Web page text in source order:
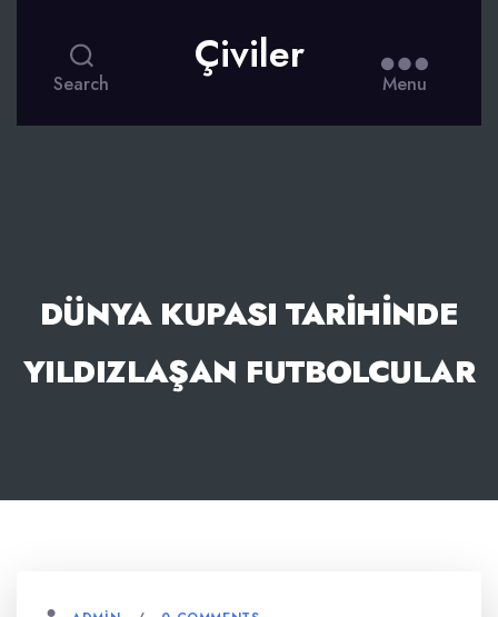
Search
Çiviler
Menu
DÜNYA KUPASI TARIHINDE
YILDIZLAŞAN FUTBOLCULAR